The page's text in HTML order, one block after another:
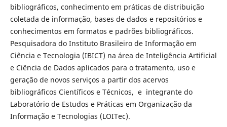
bibliográficos, conhecimento em práticas de distribuição
coletada de informação, bases de dados e repositórios e
conhecimentos em formatos e padrões bibliográficos.
Pesquisadora do Instituto Brasileiro de Informação em
Ciência e Tecnologia (IBICT) na área de Inteligência Artificial
e Ciência de Dados aplicados para o tratamento, uso e
geração de novos serviços a partir dos acervos
bibliográficos Científicos e Técnicos, e integrante do
Laboratório de Estudos e Práticas em Organização da
Informação e Tecnologias (LOITec).